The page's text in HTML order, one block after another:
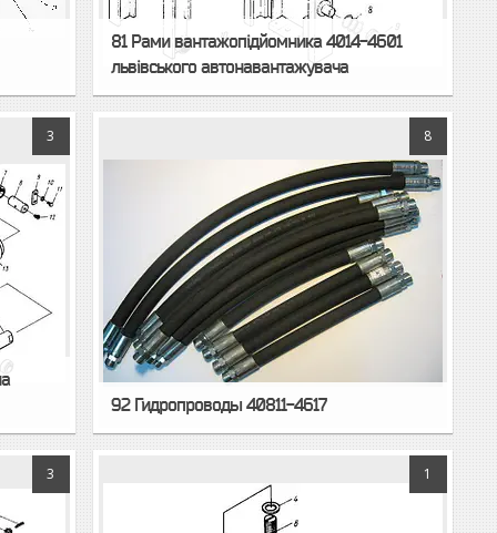
81 Рами вантажопідйомника 4014-4601
львівського автонавантажувача
3 8
92 Гидропроводы 40811-4617
3 1